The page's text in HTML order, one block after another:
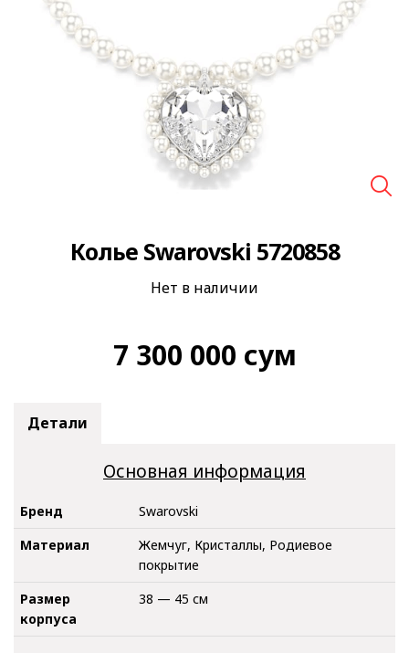
Колье Swarovski 5720858
Нет в наличии
7 300 000 сум
Детали
Основная информация
Бренд
Swarovski
Материал
Жемчуг, Кристаллы, Родиевое
покрытие
Размер
корпуса
38 — 45 см